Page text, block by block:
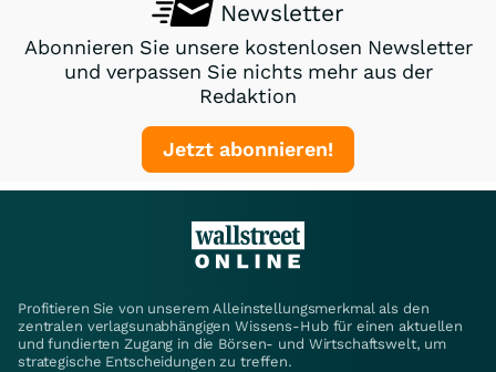
Newsletter
Abonnieren Sie unsere kostenlosen Newsletter
und verpassen Sie nichts mehr aus der
Redaktion
Jetzt abonnieren!
Profitieren Sie von unserem Alleinstellungsmerkmal als den
zentralen verlagsunabhängigen Wissens-Hub für einen aktuellen
und fundierten Zugang in die Börsen- und Wirtschaftswelt, um
strategische Entscheidungen zu treffen.